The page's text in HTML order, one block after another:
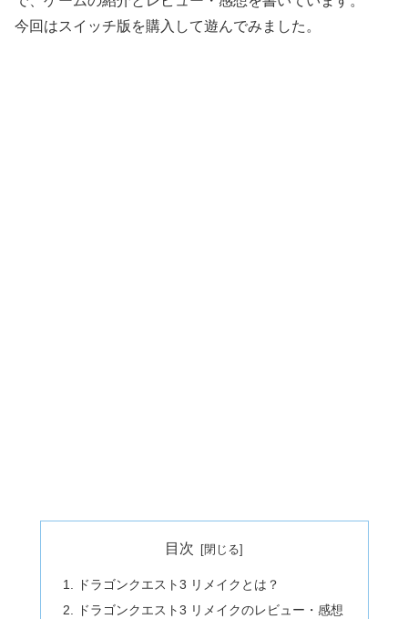
今回はスイッチ版を購入して遊んでみました。
目次
ドラゴンクエスト3 リメイクとは？
ドラゴンクエスト3 リメイクのレビュー・感想